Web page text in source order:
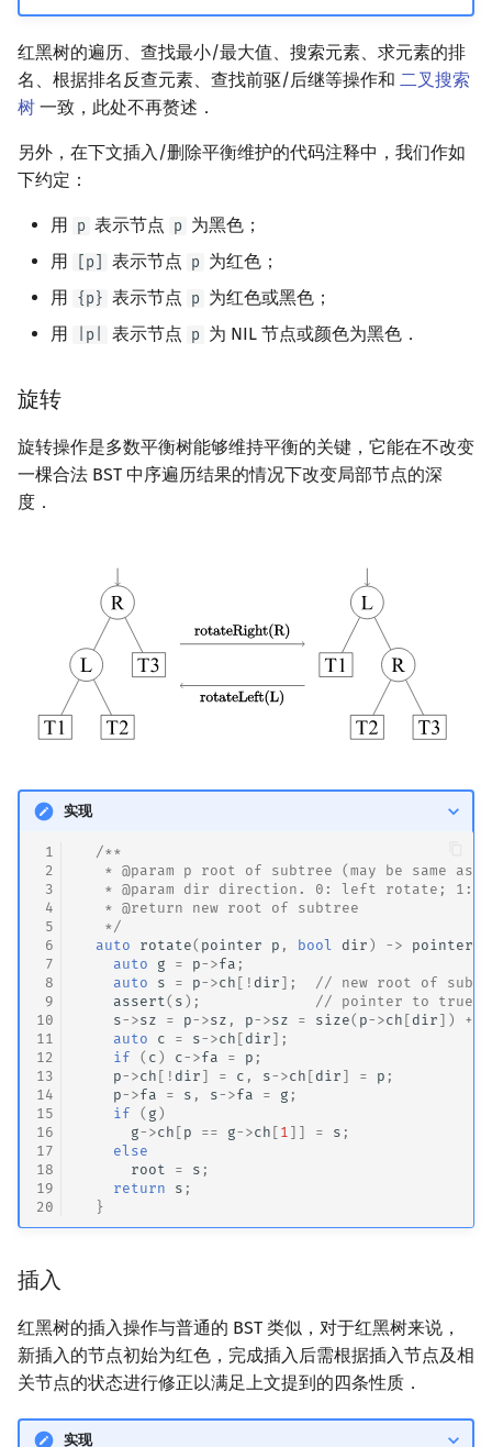
红黑树的遍历、查找最小/最大值、搜索元素、求元素的排
名、根据排名反查元素、查找前驱/后继等操作和 二叉搜索
树 一致，此处不再赘述．
另外，在下文插入/删除平衡维护的代码注释中，我们作如
下约定：
用 p 表示节点 p 为黑色；
用
[p] 表示节点 p 为红色；
用 {p} 表示节点 p 为红色或黑色；
用
|p| 表示节点 p 为 NIL 节点或颜色为黑色．
旋转
旋转操作是多数平衡树能够维持平衡的关键，它能在不改变
一棵合法 BST 中序遍历结果的情况下改变局部节点的深
度．
实现
1
2
3
4
5
6
7
8
9
10
11
12
13
14
15
16
17
18
19
20
/**
* @param p root of subtree (may be same as
* @param dir direction. 0: left rotate; 1:
   * @return new root of subtree
   */
auto
rotate( pointer p , bool dir ) -> pointer
auto
g = p->fa ;
auto
s = p->ch [ ! dir ];
// new root of
assert ( s );
// pointer to true
s->sz = p->sz , p->sz = size( p->ch [ dir ]) +
auto
c = s->ch [ dir ];
if
( c ) c->fa = p ;
p->ch [ ! dir ] = c , s->ch [ dir ] = p ;
p->fa = s , s->fa = g ;
if
( g )
g->ch [ p == g->ch [ 1 ]] = s ;
else
root
= s ;
return
s ;
}
插入
红黑树的插入操作与普通的 BST 类似，对于红黑树来说，
新插入的节点初始为红色，完成插入后需根据插入节点及相
关节点的状态进行修正以满足上文提到的四条性质．
实现